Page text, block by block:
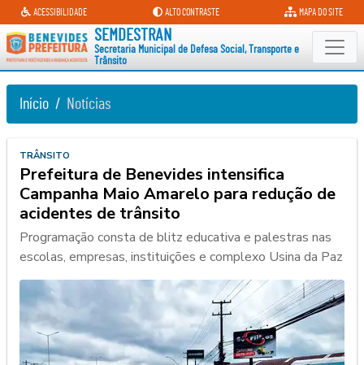
Secretaria Municipal de Defesa
ACESSIBILIDADE ALTO CONTRASTE MAPA DO SITE
SEMDESTRAN
Secretaria Municipal de Defesa Social, Transporte e
Trânsito
Início Notícias
TRÂNSITO
Prefeitura de Benevides intensifica
Campanha Maio Amarelo para redução de
acidentes de trânsito
Programação consta de blitz educativa e palestras nas
escolas, empresas, instituições e complexo Usina da Paz